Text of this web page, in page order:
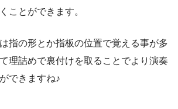
ことができます。
指の形とか指板の位置で覚える事が多
理詰めで裏付けを取ることでより演奏
できますね♪